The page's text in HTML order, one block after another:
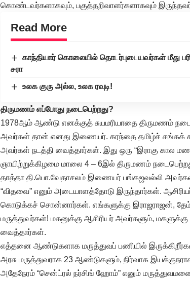
கொண்டவர்களாகவும், பகுத்தறிவாளர்களாகவும்
Read More
காந்தியார் கொலையில் தொடர்புடையவர்கள் மீது
சரா
உலக குரு அல்ல, உலக ரவுடி!
திருமணம் எப்போது நடைபெற்றது?
1978ஆம் ஆண்டு எனக்குத் சுயமரியாதை திருமணம்
அவர்கள் தான் எனது இணையர். கரந்தை தமிழ்ச் சங்கக்
அவர்கள் நடத்தி வைத்தார்கள். இது ஒரு “இராகு கால
ஞாயிற்றுக்கிழமை மாலை 4 – 6இல் திருமணம்
தாத்தா தி.பொ.வேதாசலம் இணையர் பங்கஜவல்லி
“விதவை” எனும் அடையாளத்தோடு இருந்தார்கள்.
கொடுக்கச் சொன்னார்கள். எங்களுக்கு இராஜராஜன்,
மருத்துவர்கள்! மகனுக்கு ஆசிரியர் அவர்களும்,
வைத்தார்கள்.
எத்தனை ஆண்டுகளாக மருத்துவப் பணியில்
அரசு மருத்துவராக 23 ஆண்டுகளும், நிர்வாக
அதேநேரம் “சென்ட்ரல் நர்சிங் ஹோம்” எனும்